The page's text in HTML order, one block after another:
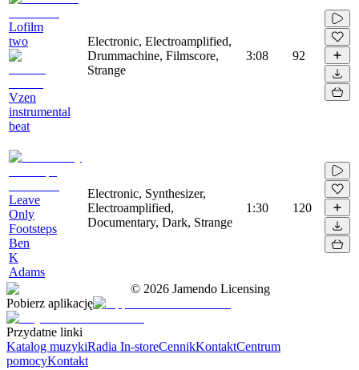
Lofilm
two
Vzen
instrumental
beat
Electronic, Electroamplified,
Drummachine, Filmscore,
Strange
3:08 92
Leave
Only
Footsteps
Ben
K
Adams
Electronic, Synthesizer,
Electroamplified,
Documentary, Dark, Strange
1:30 120
© 2026 Jamendo Licensing
Pobierz aplikację
Przydatne linki
Katalog muzykiRadia In-storeCennikKontaktCentrum
pomocyKontakt